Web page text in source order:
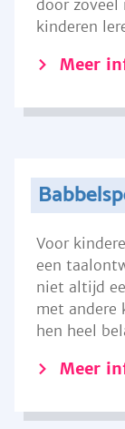
door zoveel
kinderen
Meer
Voor
een
niet altijd
met andere
hen heel
Meer